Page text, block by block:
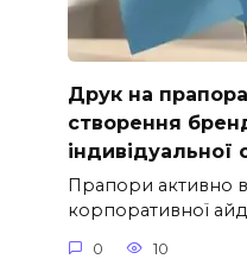
Друк на
створення
індивідуальної
Прапори активно
корпоративної
0 10